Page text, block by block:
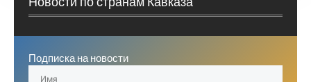
Подписка на новости